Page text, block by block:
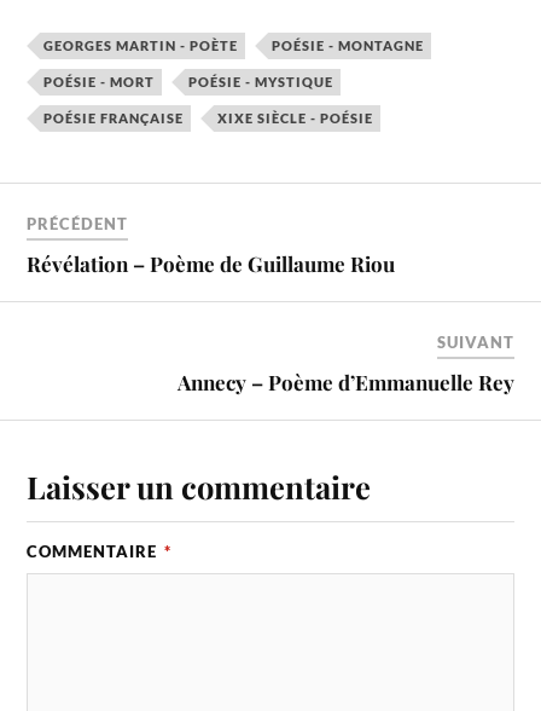
GEORGES MARTIN - POÈTE POÉSIE - MONTAGNE
POÉSIE - MORT POÉSIE - MYSTIQUE
POÉSIE FRANÇAISE XIXE SIÈCLE - POÉSIE
PRÉCÉDENT
Révélation – Poème de Guillaume Riou
SUIVANT
Annecy – Poème d’Emmanuelle Rey
Laisser un commentaire
COMMENTAIRE *